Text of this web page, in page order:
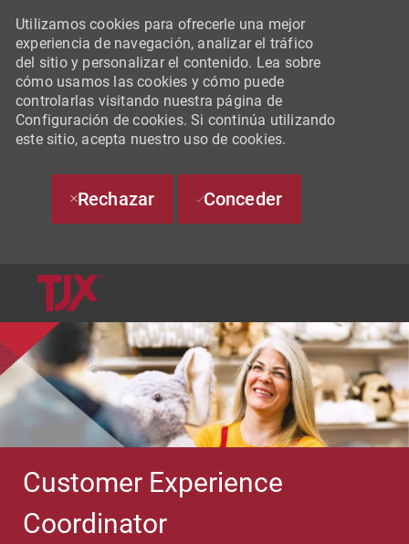
Utilizamos cookies para ofrecerle una mejor
experiencia de navegación, analizar el tráfico
del sitio y personalizar el contenido. Lea sobre
cómo usamos las cookies y cómo puede
controlarlas visitando nuestra página de
Configuración de cookies. Si continúa utilizando
este sitio, acepta nuestro uso de cookies.
Rechazar Conceder
Customer Experience
Coordinator